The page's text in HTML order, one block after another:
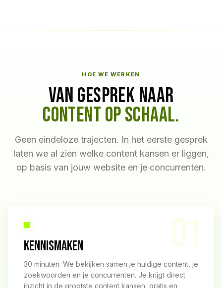
HOE WE WERKEN
VAN GESPREK NAAR
CONTENT OP SCHAAL.
Geen eindeloze trajecten. In het eerste gesprek
laten we al zien welke content kansen er liggen,
op basis van jouw website en je concurrenten.
KENNISMAKEN
30 minuten. We bekijken samen je huidige content, je
zoekwoorden en je concurrenten. Je krijgt direct
inzicht in de grootste content kansen, gratis en